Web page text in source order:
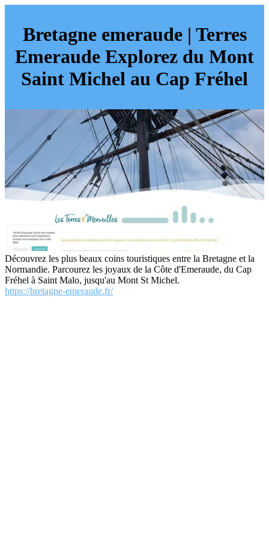
Bretagne emeraude | Terres
Emeraude Explorez du Mont
Saint Michel au Cap Fréhel
Découvrez les plus beaux coins touristiques entre la Bretagne et la
Normandie. Parcourez les joyaux de la Côte d'Emeraude, du Cap
Fréhel à Saint Malo, jusqu'au Mont St Michel.
https://bretagne-emeraude.fr/